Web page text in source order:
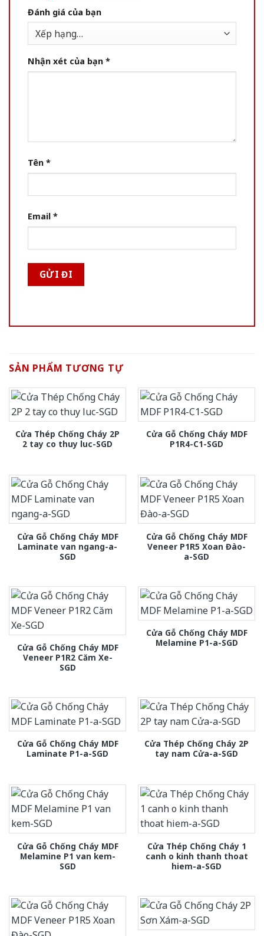
Đánh giá của bạn
Nhận xét của bạn *
Tên *
Email *
SẢN PHẨM TƯƠNG TỰ
Cửa Thép Chống Cháy 2P
2 tay co thuy luc-SGD
Cửa Gỗ Chống Cháy MDF
P1R4-C1-SGD
Cửa Gỗ Chống Cháy MDF
Laminate van ngang-a-
SGD
Cửa Gỗ Chống Cháy MDF
Veneer P1R5 Xoan Đào-
a-SGD
Cửa Gỗ Chống Cháy MDF
Veneer P1R2 Căm Xe-
SGD
Cửa Gỗ Chống Cháy MDF
Melamine P1-a-SGD
Cửa Gỗ Chống Cháy MDF
Laminate P1-a-SGD
Cửa Thép Chống Cháy 2P
tay nam Cửa-a-SGD
Cửa Gỗ Chống Cháy MDF
Melamine P1 van kem-
SGD
Cửa Thép Chống Cháy 1
canh o kinh thanh thoat
hiem-a-SGD